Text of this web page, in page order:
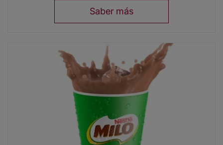
Saber más